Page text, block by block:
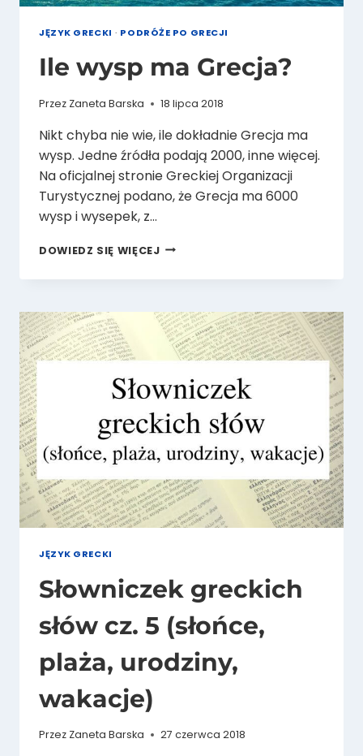
JĘZYK GRECKI · PODRÓŻE PO GRECJI
Ile wysp ma Grecja?
Przez Zaneta Barska 18 lipca 2018
Nikt chyba nie wie, ile dokładnie Grecja ma
wysp. Jedne źródła podają 2000, inne więcej.
Na oficjalnej stronie Greckiej Organizacji
Turystycznej podano, że Grecja ma 6000
wysp i wysepek, z…
DOWIEDZ SIĘ WIĘCEJILE
MA
JĘZYK GRECKI
Słowniczek greckich
słów cz. 5 (słońce,
plaża, urodziny,
wakacje)
Przez Zaneta Barska 27 czerwca 2018